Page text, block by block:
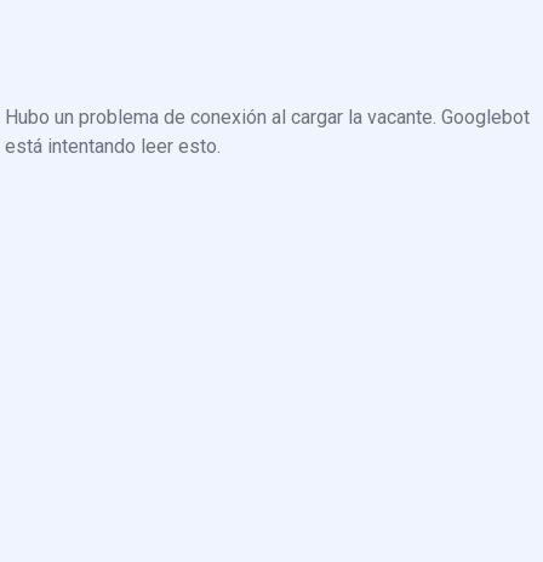
Hubo un problema de conexión al cargar la vacante. Googlebot
está intentando leer esto.